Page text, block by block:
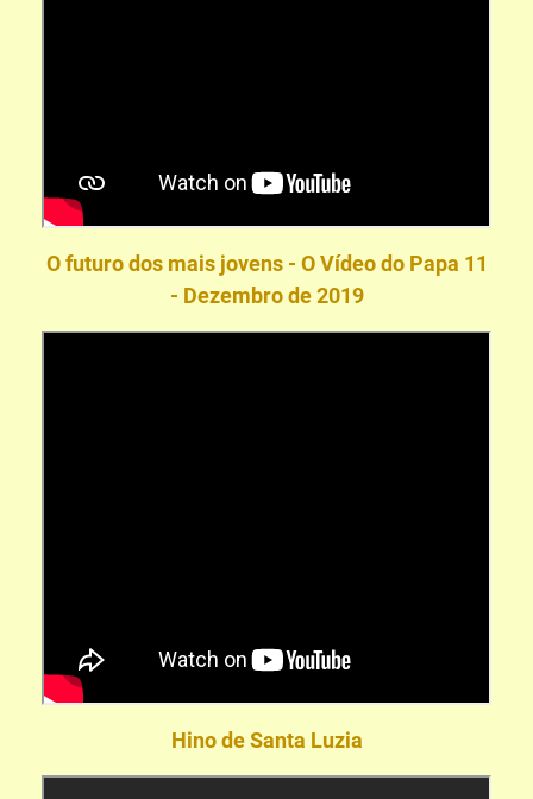
O futuro dos mais jovens - O Vídeo do Papa 11
- Dezembro de 2019
Hino de Santa Luzia